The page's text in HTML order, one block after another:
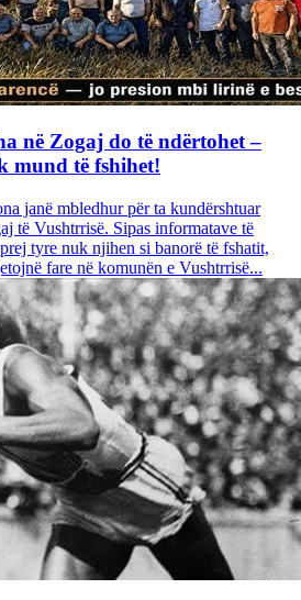
në Zogaj do të ndërtohet –
mund të fshihet!
janë mbledhur për ta kundërshtuar
të Vushtrrisë. Sipas informatave të
tyre nuk njihen si banorë të fshatit,
fare në komunën e Vushtrrisë...